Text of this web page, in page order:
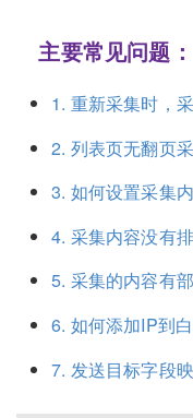
主要常见问题：
1. 重新采集时，
2. 列表页无翻页
3. 如何设置采集
4. 采集内容没有
5. 采集的内容有
6. 如何添加IP到
7. 发送目标字段